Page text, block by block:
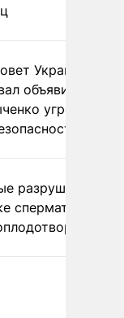
Украины по
объявить
угрозой
разрушили миф